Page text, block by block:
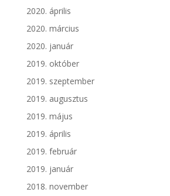
2020. április
2020. március
2020. január
2019. október
2019. szeptember
2019. augusztus
2019. május
2019. április
2019. február
2019. január
2018. november